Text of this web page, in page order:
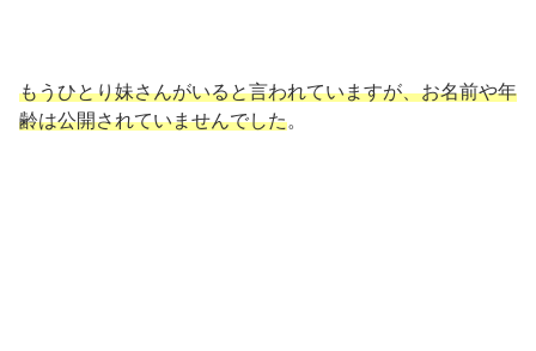
もうひとり妹さんがいると言われていますが、お名前や年
齢は公開されていませんでした。